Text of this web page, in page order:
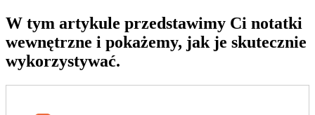
W tym artykule przedstawimy Ci notatki
wewnętrzne i pokażemy, jak je skutecznie
wykorzystywać.